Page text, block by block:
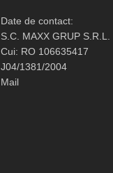
Date de contact:
S.C. MAXX GRUP S.R.L.
Cui: RO 106635417
J04/1381/2004
Mail